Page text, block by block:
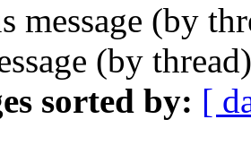
message (by
(by
sorted by: [